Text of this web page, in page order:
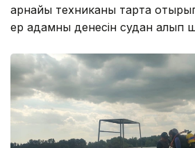
арнайы техниканы тарта
ер адамның денесін судан алып